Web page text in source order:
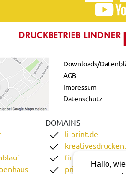
Downloads/
AGB
Impressum
Datenschutz
DOMAINS
li-print.de
firmenordner.de
printgoweb.de
Hallo,